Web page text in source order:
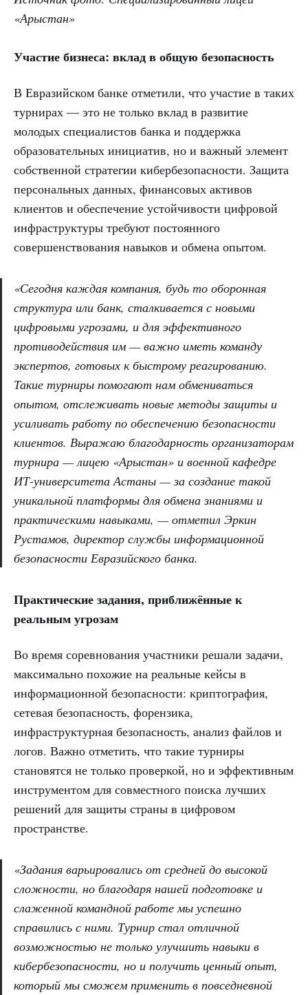
«Арыстан»
Участие бизнеса: вклад в общую безопасность
В Евразийском банке отметили, что участие в таких
турнирах — это не только вклад в развитие
молодых специалистов банка и поддержка
образовательных инициатив, но и важный элемент
собственной стратегии кибербезопасности. Защита
персональных данных, финансовых активов
клиентов и обеспечение устойчивости цифровой
инфраструктуры требуют постоянного
совершенствования навыков и обмена опытом.
«Сегодня каждая компания, будь то оборонная
структура или банк, сталкивается с новыми
цифровыми угрозами, и для эффективного
противодействия им — важно иметь команду
экспертов, готовых к быстрому реагированию.
Такие турниры помогают нам обмениваться
опытом, отслеживать новые методы защиты и
усиливать работу по обеспечению безопасности
клиентов. Выражаю благодарность организаторам
турнира — лицею «Арыстан» и военной кафедре
ИТ-университета Астаны — за создание такой
уникальной платформы для обмена знаниями и
практическими навыками, — отметил Эркин
Рустамов, директор службы информационной
безопасности Евразийского банка.
Практические задания, приближённые к
реальным угрозам
Во время соревнования участники решали задачи,
максимально похожие на реальные кейсы в
информационной безопасности: криптография,
сетевая безопасность, форензика,
инфраструктурная безопасность, анализ файлов и
логов. Важно отметить, что такие турниры
становятся не только проверкой, но и эффективным
инструментом для совместного поиска лучших
решений для защиты страны в цифровом
пространстве.
«Задания варьировались от средней до высокой
сложности, но благодаря нашей подготовке и
слаженной командной работе мы успешно
справились с ними. Турнир стал отличной
возможностью не только улучшить навыки в
кибербезопасности, но и получить ценный опыт,
который мы сможем применить в повседневной